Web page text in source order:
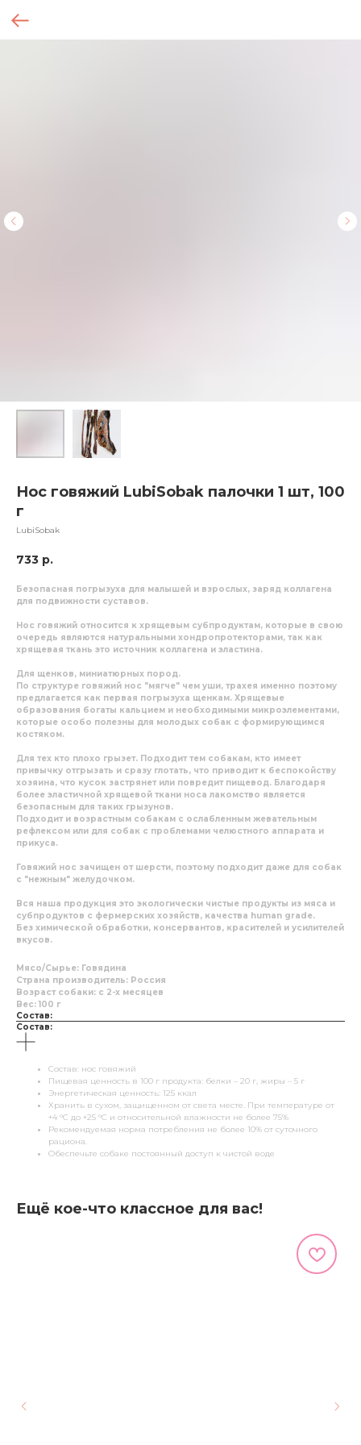
Нос говяжий LubiSobak палочки 1 шт, 100
г
LubiSobak
733 р.
Безопасная погрызуха для малышей и взрослых, заряд коллагена
для подвижности суставов.
Нос говяжий относится к хрящевым субпродуктам, которые в свою
очередь являются натуральными хондропротекторами, так как
хрящевая ткань это источник коллагена и эластина.
Для щенков, миниатюрных пород.
По структуре говяжий нос "мягче" чем уши, трахея именно поэтому
предлагается как первая погрызуха щенкам. Хрящевые
образования богаты кальцием и необходимыми микроэлементами,
которые особо полезны для молодых собак с формирующимся
костяком.
Для тех кто плохо грызет. Подходит тем собакам, кто имеет
привычку отгрызать и сразу глотать, что приводит к беспокойству
хозяина, что кусок застрянет или повредит пищевод. Благодаря
более эластичной хрящевой ткани носа лакомство является
безопасным для таких грызунов.
Подходит и возрастным собакам с ослабленным жевательным
рефлексом или для собак с проблемами челюстного аппарата и
прикуса.
Говяжий нос зачищен от шерсти, поэтому подходит даже для собак
с "нежным" желудочком.
Вся наша продукция это экологически чистые продукты из мяса и
субпродуктов с фермерских хозяйств, качества human grade.
Без химической обработки, консервантов, красителей и усилителей
вкусов.
Мясо/Сырье: Говядина
Страна производитель: Россия
Возраст собаки: с 2-х месяцев
Вес: 100 г
Состав:
Состав:
Состав: нос говяжий
Пищевая ценность в 100 г продукта: белки – 20 г, жиры – 5 г
Энергетическая ценность: 125 ккал
Хранить в сухом, защищенном от света месте. При температуре от
+4 °C до +25 °C и относительной влажности не более 75%
Рекомендуемая норма потребления не более 10% от суточного
рациона.
Обеспечьте собаке постоянный доступ к чистой воде
Ещё кое-что классное для вас!